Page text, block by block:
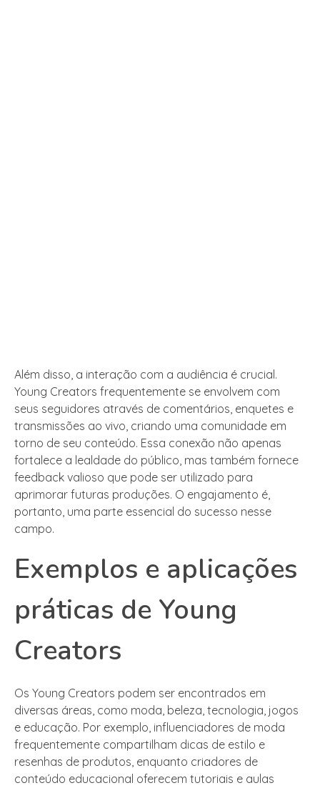
Além disso, a interação com a audiência é crucial.
Young Creators frequentemente se envolvem com
seus seguidores através de comentários, enquetes e
transmissões ao vivo, criando uma comunidade em
torno de seu conteúdo. Essa conexão não apenas
fortalece a lealdade do público, mas também fornece
feedback valioso que pode ser utilizado para
aprimorar futuras produções. O engajamento é,
portanto, uma parte essencial do sucesso nesse
campo.
Exemplos e aplicações
práticas de Young
Creators
Os Young Creators podem ser encontrados em
diversas áreas, como moda, beleza, tecnologia, jogos
e educação. Por exemplo, influenciadores de moda
frequentemente compartilham dicas de estilo e
resenhas de produtos, enquanto criadores de
conteúdo educacional oferecem tutoriais e aulas